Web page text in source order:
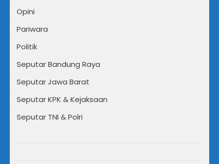
Opini
Pariwara
Politik
Seputar Bandung Raya
Seputar Jawa Barat
Seputar KPK & Kejaksaan
Seputar TNI & Polri